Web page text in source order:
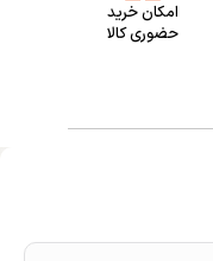
امکان خرید
حضوری کالا